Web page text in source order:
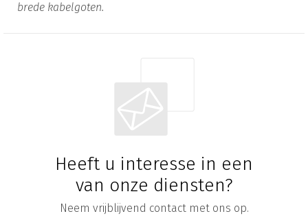
brede kabelgoten.
Heeft u interesse in een
van onze diensten?
Neem vrijblijvend contact met ons op.